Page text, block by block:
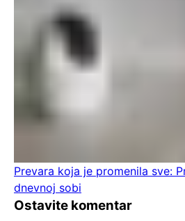
Prevara koja je promenila sve:
dnevnoj sobi
Ostavite komentar